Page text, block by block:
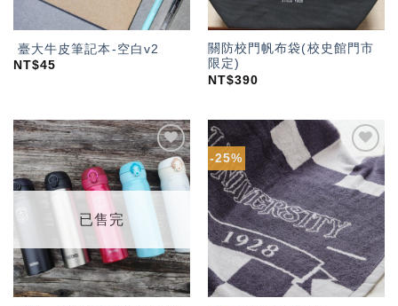
臺大牛皮筆記本-空白v2
NT$45
關防校門帆布袋(校史館門市
限定)
NT$390
加入
「願
望輕
已售完
-25%
加入
「願
望輕
單」